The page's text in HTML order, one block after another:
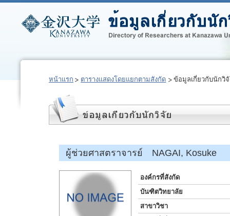
หน้าแรก ตารางแสดงโดยแยกตามสังกัด ข้อมูลเกี่ยวกับนักวิ
ผู้ช่วยศาสตราจารย์ NAGAI, Kosuke
องค์กรที่สังกัด
บันฑิตวิทยาลัย
สาขาวิชา